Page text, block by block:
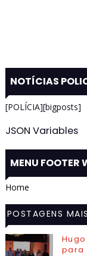
NOTÍCIAS
[POLÍCIA][bigposts]
JSON Variables
MENU FOOTER
Home
POSTAGENS MAIS
VISITADAS
para